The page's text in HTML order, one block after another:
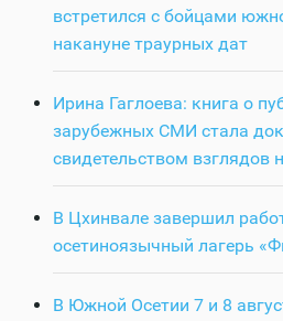
встретился с бойцами
накануне траурных дат
Ирина Гаглоева: книга о
зарубежных СМИ стала
свидетельством взглядов
В Цхинвале завершил
осетиноязычный лагерь
В Южной Осетии 7 и 8